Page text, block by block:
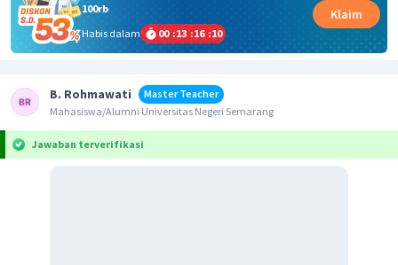
100rb
Habis dalam
00 :13 :16 :10
Klaim
B. Rohmawati
Master Teacher
Mahasiswa/Alumni Universitas Negeri Semarang
Jawaban terverifikasi